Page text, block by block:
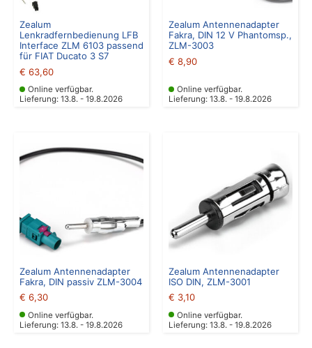
Zealum
Lenkradfernbedienung LFB
Interface ZLM 6103 passend
für FIAT Ducato 3 S7
€ 63,60
Online verfügbar.
Lieferung: 13.8. - 19.8.2026
Zealum Antennenadapter
Fakra, DIN 12 V Phantomsp.,
ZLM-3003
€ 8,90
Online verfügbar.
Lieferung: 13.8. - 19.8.2026
Zealum Antennenadapter
Fakra, DIN passiv ZLM-3004
€ 6,30
Online verfügbar.
Lieferung: 13.8. - 19.8.2026
Zealum Antennenadapter
ISO DIN, ZLM-3001
€ 3,10
Online verfügbar.
Lieferung: 13.8. - 19.8.2026